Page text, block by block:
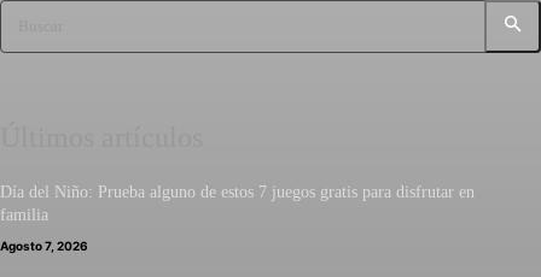
Día del Niño: Prueba alguno de estos 7 juegos gratis para disfrutar en
familia
Agosto 7, 2026